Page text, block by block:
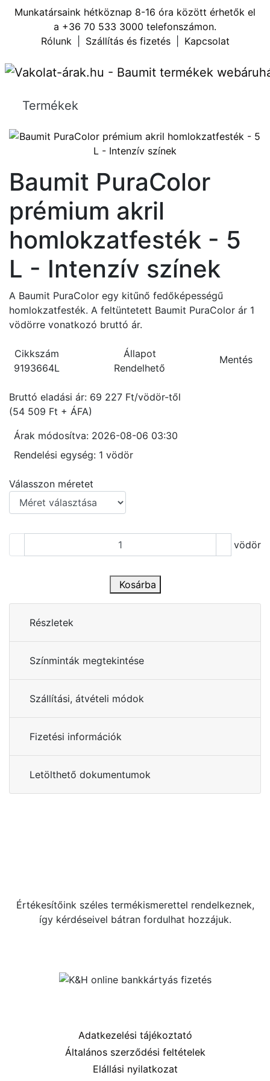
Munkatársaink hétköznap 8-16 óra között érhetők el
a +36 70 533 3000 telefonszámon.
Rólunk
Szállítás és fizetés Kapcsolat
Termékek
Baumit PuraColor
prémium akril
homlokzatfesték - 5
L - Intenzív színek
A Baumit PuraColor egy kitűnő fedőképességű
homlokzatfesték. A feltüntetett Baumit PuraColor ár 1
vödörre vonatkozó bruttó ár.
Cikkszám
9193664L
Állapot
Rendelhető
Mentés
Bruttó eladási ár: 69 227 Ft/vödör-től
(54 509 Ft + ÁFA)
Árak módosítva: 2026-08-06 03:30
Rendelési egység: 1 vödör
Válasszon méretet
vödör
Kosárba
Részletek
Színminták megtekintése
Szállítási, átvételi módok
Fizetési információk
Letölthető dokumentumok
Értékesítőink széles termékismerettel rendelkeznek,
így kérdéseivel bátran fordulhat hozzájuk.
Adatkezelési tájékoztató
Általános szerződési feltételek
Elállási nyilatkozat